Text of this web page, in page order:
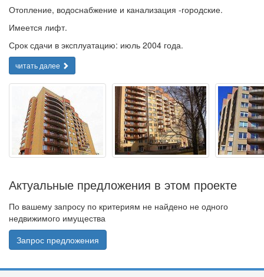
Отопление, водоснабжение и канализация -городские.
Имеется лифт.
Срок сдачи в эксплуатацию: июль 2004 года.
читать далее
Актуальные предложения в этом проекте
По вашему запросу по критериям не найдено не одного
недвижимого имущества
Запрос предложения